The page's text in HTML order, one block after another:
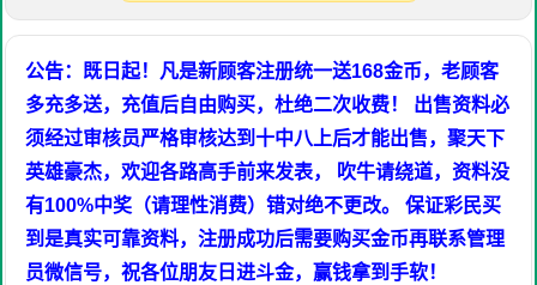
公告：既日起！凡是新顾客注册统一送168金币，老顾客
多充多送，充值后自由购买，杜绝二次收费！ 出售资料必
须经过审核员严格审核达到十中八上后才能出售，聚天下
英雄豪杰，欢迎各路高手前来发表， 吹牛请绕道，资料没
有100%中奖（请理性消费）错对绝不更改。 保证彩民买
到是真实可靠资料，注册成功后需要购买金币再联系管理
员微信号，祝各位朋友日进斗金，赢钱拿到手软！